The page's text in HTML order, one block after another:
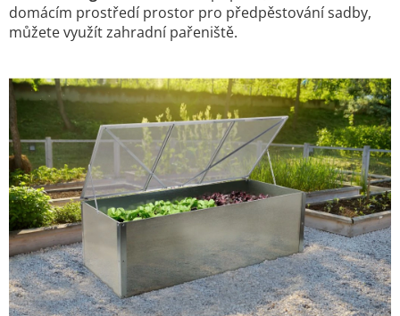
domácím prostředí prostor pro předpěstování sadby,
můžete využít zahradní pařeniště.